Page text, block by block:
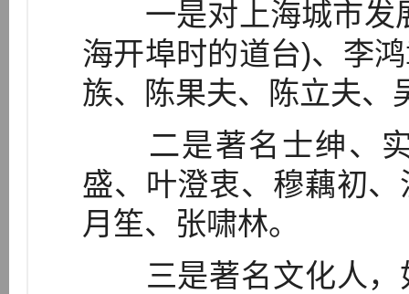
一是对上海城市发
海开埠时的道台)、李
族、陈果夫、陈立夫、
二是著名士绅、实
盛、叶澄衷、穆藕初
月笙、张啸林。
三是著名文化人，